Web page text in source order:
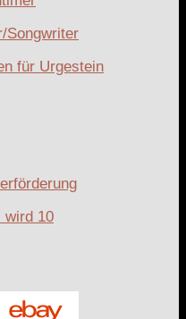
Songwriter
für Urgestein
wird 10